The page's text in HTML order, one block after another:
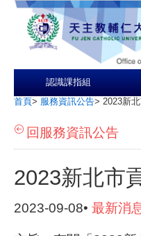
認識課指組
首頁> 服務資訊公告> 2023新
回服務資訊公告
2023新北市
2023-09-08• 最新消